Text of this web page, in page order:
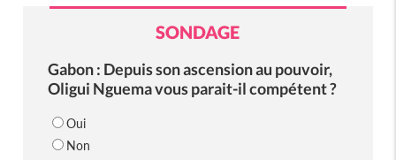
SONDAGE
Gabon : Depuis son ascension au pouvoir,
Oligui Nguema vous parait-il compétent ?
Oui
Non